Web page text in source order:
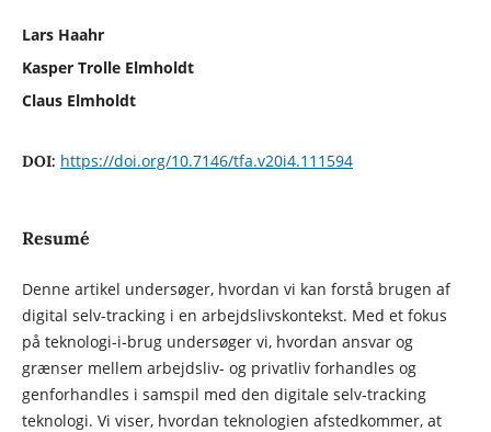
Lars Haahr
Kasper Trolle Elmholdt
Claus Elmholdt
DOI: https://doi.org/10.7146/tfa.v20i4.111594
Resumé
Denne artikel undersøger, hvordan vi kan forstå brugen af
digital selv-tracking i en arbejdslivskontekst. Med et fokus
på teknologi-i-brug undersøger vi, hvordan ansvar og
grænser mellem arbejdsliv- og privatliv forhandles og
genforhandles i samspil med den digitale selv-tracking
teknologi. Vi viser, hvordan teknologien afstedkommer, at